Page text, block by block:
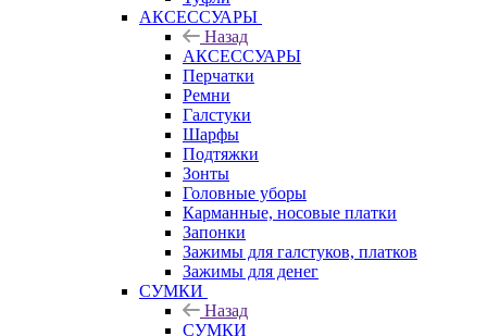
АКСЕССУАРЫ
Назад
АКСЕССУАРЫ
Перчатки
Ремни
Галстуки
Шарфы
Подтяжки
Зонты
Головные уборы
Карманные, носовые платки
Запонки
Зажимы для галстуков, платков
Зажимы для денег
СУМКИ
Назад
СУМКИ